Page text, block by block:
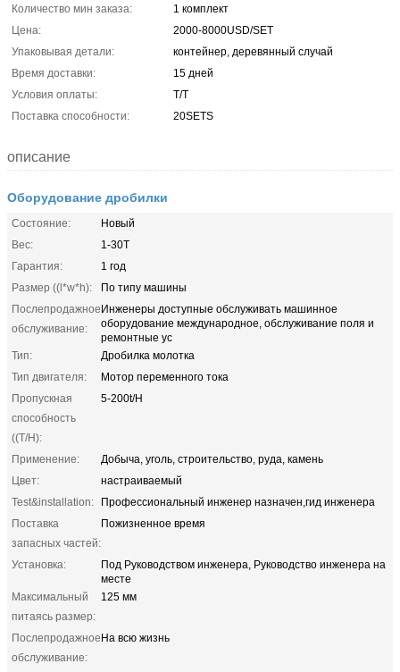
Количество мин заказа:
1 комплект
Цена:
2000-8000USD/SET
Упаковывая детали:
контейнер, деревянный случай
Время доставки:
15 дней
Условия оплаты:
T/T
Поставка способности:
20SETS
описание
Оборудование дробилки
Состояние:
Новый
Вес:
1-30T
Гарантия:
1 год
Размер ((l*w*h):
По типу машины
Послепродажное
обслуживание:
Инженеры доступные обслуживать машинное
оборудование международное, обслуживание поля и
ремонтные ус
Тип:
Дробилка молотка
Тип двигателя:
Мотор переменного тока
Пропускная
способность
((T/H):
5-200t/H
Применение:
Добыча, уголь, строительство, руда, камень
Цвет:
настраиваемый
Test&installation:
Профессиональный инженер назначен,гид инженера
Поставка
запасных частей:
Пожизненное время
Установка:
Под Руководством инженера, Руководство инженера на
месте
Максимальный
питаясь размер:
125 мм
Послепродажное
обслуживание:
На всю жизнь